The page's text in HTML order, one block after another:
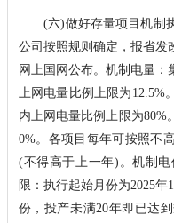
(六)做好存量项目机制执
公司按照规则确定，报省发
网上国网公布。机制电量：
上网电量比例上限为
内上网电量比例上限为80%
0%。各项目每年可按照不
(不得高于上一年)。机制电
限：执行起始月份为2025年
份，投产未满20年即已达